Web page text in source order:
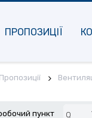
ПРОПОЗИЦІЇ
Пропозиції
пункт Q